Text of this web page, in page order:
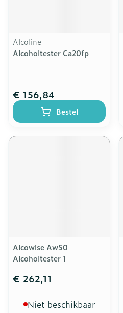
Alcoline
Alcoholtester Ca20fp
€ 156,84
Bestel
Alcowise Aw50
Alcoholtester 1
€ 262,11
Niet beschikbaar